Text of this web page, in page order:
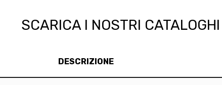
SCARICA I NOSTRI
DESCRIZIONE